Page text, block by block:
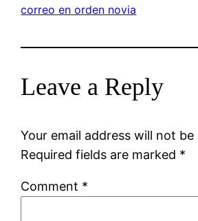
correo en orden novia
Leave a Reply
Your email address will not be
Required fields are marked *
Comment *